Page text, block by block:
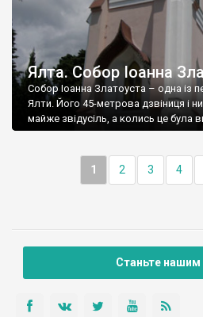
Ялта. Собор Іоанна
Собор Іоанна Златоуста – одна із
Ялти. Його 45-метрова дзвіниця і
майже звідусіль, а колись це була
1 2 3 4
Станьте